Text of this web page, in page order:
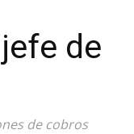
de
de cobros